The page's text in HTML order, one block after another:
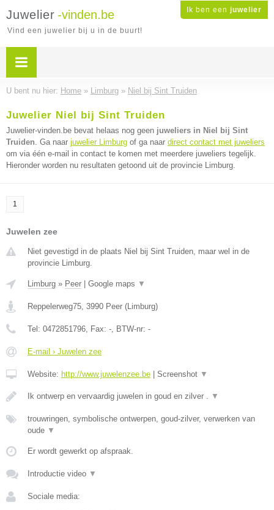
Ik ben een juwelier
Juwelier -vinden.be
Vind een juwelier bij u in de buurt!
U bent nu hier: Home » Limburg » Niel bij Sint Truiden
Juwelier Niel bij Sint Truiden
Juwelier-vinden.be bevat helaas nog geen juweliers in Niel bij Sint
Truiden. Ga naar juwelier Limburg of ga naar direct contact met juweliers
om via één e-mail in contact te komen met meerdere juweliers tegelijk.
Hieronder worden nu resultaten getoond uit de provincie Limburg.
1
Juwelen zee
Niet gevestigd in de plaats Niel bij Sint Truiden, maar wel in de
provincie Limburg.
Limburg » Peer Google maps ▼
Reppelerweg75, 3990 Peer (Limburg)
Tel: 0472851796, Fax: -, BTW-nr: -
E-mail › Juwelen zee
Website: http://www.juwelenzee.be Screenshot ▼
Ik ontwerp en vervaardig juwelen in goud en zilver . ▼
trouwringen, symbolische ontwerpen, goud-zilver, verwerken van
oude ▼
Er wordt gewerkt op afspraak.
Introductie video ▼
Sociale media: